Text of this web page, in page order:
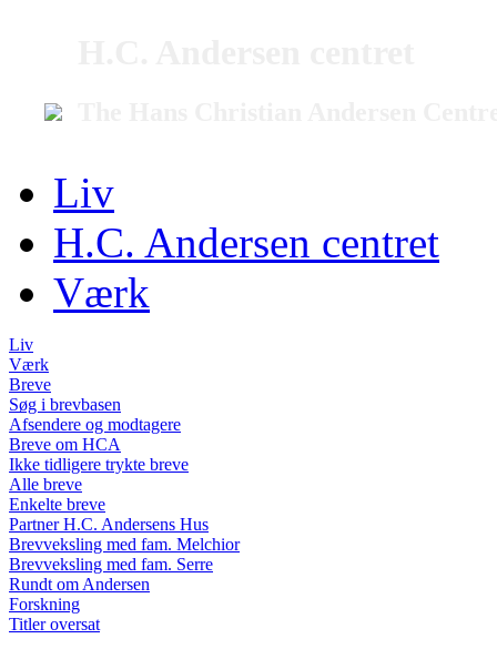
Liv
H.C. Andersen centret
Værk
Liv
Værk
Breve
Søg i brevbasen
Afsendere og modtagere
Breve om HCA
Ikke tidligere trykte breve
Alle breve
Enkelte breve
Partner H.C. Andersens Hus
Brevveksling med fam. Melchior
Brevveksling med fam. Serre
Rundt om Andersen
Forskning
Titler oversat